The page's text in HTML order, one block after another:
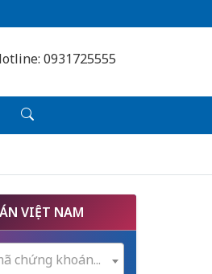
0931725555
VIỆT NAM
chứng khoán...